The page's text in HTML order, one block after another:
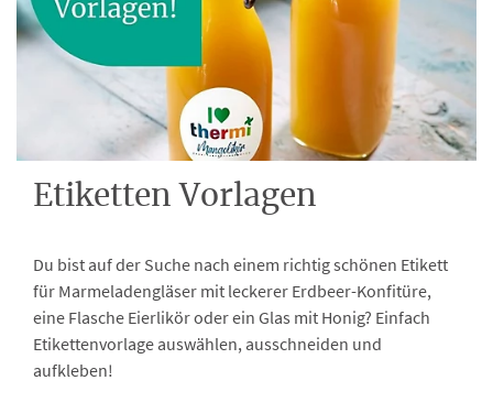
Etiketten Vorlagen
Du bist auf der Suche nach einem richtig schönen Etikett
für Marmeladengläser mit leckerer Erdbeer-Konfitüre,
eine Flasche Eierlikör oder ein Glas mit Honig? Einfach
Etikettenvorlage auswählen, ausschneiden und
aufkleben!